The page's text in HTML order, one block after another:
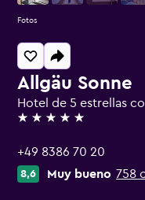
Allgäu Sonne
Hotel de 5 estrellas
5 estrellas
+49 8386 70 20
8,6 Muy bueno 758
Fotos